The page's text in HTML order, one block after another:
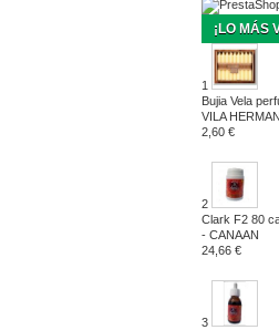
¡LO MÁS
1
Bujia Vela
VILA HERMAN
2,60 €
2
Clark F2 80
- CANAAN
24,66 €
3